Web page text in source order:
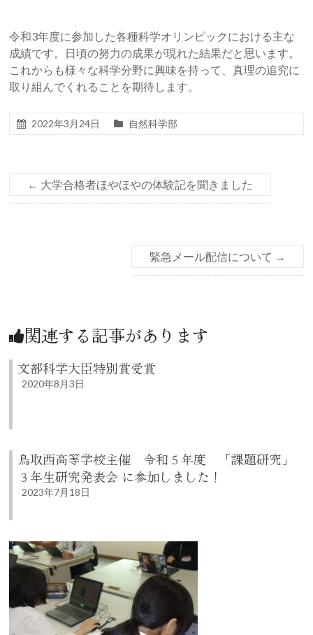
令和3年度に参加した各種科学オリンピックにおける主な
成績です。日頃の努力の成果が現れた結果だと思います。
これからも様々な科学分野に興味を持って、真理の追究に
取り組んでくれることを期待します。
2022年3月24日 自然科学部
← 大学合格者ほやほやの体験記を聞きました
緊急メール配信について →
関連する記事があります
文部科学大臣特別賞受賞
2020年8月3日
鳥取西高等学校主催 令和５年度 「課題研究」
３年生研究発表会 に参加しました！
2023年7月18日